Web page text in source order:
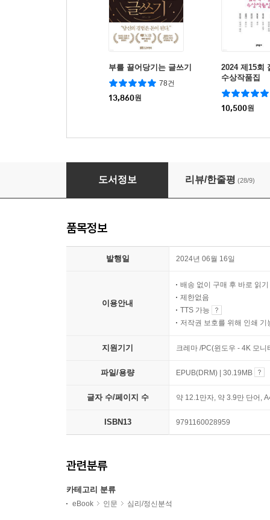
부를 끌어당기는 글쓰기
78건
13,860원
2024 제15회
수상작품집
10,500원
나답게 산다는 것
도서정보 리뷰/한줄평 (28/9)
품목정보
발행일 2024년 06월 16일
이용안내
배송 없이 구매 후 바로 읽기
제한없음
TTS 가능
저작권 보호를 위해 인쇄 기
지원기기 크레마 /PC(윈도우 - 4K 모
파일/용량 EPUB(DRM) | 30.19MB
글자 수/페이지 수 약 12.1만자, 약 3.9만 단어,
ISBN13 9791160028959
관련분류
카테고리 분류
eBook 인문 심리/정신분석